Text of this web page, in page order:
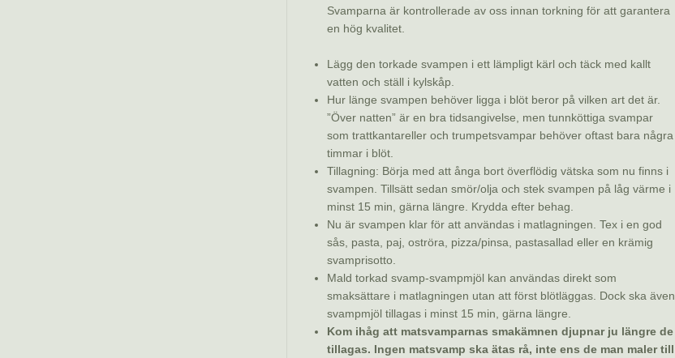
Svamparna är kontrollerade av oss innan torkning för att garantera
en hög kvalitet.
Lägg den torkade svampen i ett lämpligt kärl och täck med kallt
vatten och ställ i kylskåp.
Hur länge svampen behöver ligga i blöt beror på vilken art det är.
”Över natten” är en bra tidsangivelse, men tunnköttiga svampar
som trattkantareller och trumpetsvampar behöver oftast bara några
timmar i blöt.
Tillagning: Börja med att ånga bort överflödig vätska som nu finns i
svampen. Tillsätt sedan smör/olja och stek svampen på låg värme i
minst 15 min, gärna längre. Krydda efter behag.
Nu är svampen klar för att användas i matlagningen. Tex i en god
sås, pasta, paj, oströra, pizza/pinsa, pastasallad eller en krämig
svamprisotto.
Mald torkad svamp-svampmjöl kan användas direkt som
smaksättare i matlagningen utan att först blötläggas. Dock ska även
svampmjöl tillagas i minst 15 min, gärna längre.
Kom ihåg att matsvamparnas smakämnen djupnar ju längre de
tillagas. Ingen matsvamp ska ätas rå, inte ens de man maler till